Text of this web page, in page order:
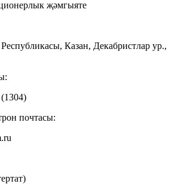
җәмгыяте
Казан, Декабристлар ур.,
почтасы: